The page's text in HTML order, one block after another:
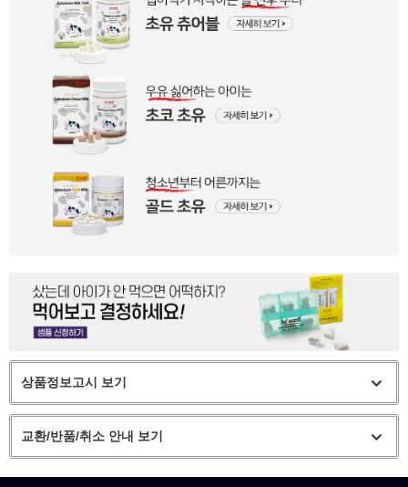
상품정보고시 보기
교환/반품/취소 안내 보기